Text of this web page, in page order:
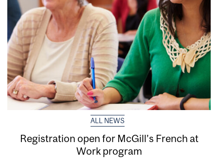
ALL NEWS
Registration open for McGill’s French at
Work program